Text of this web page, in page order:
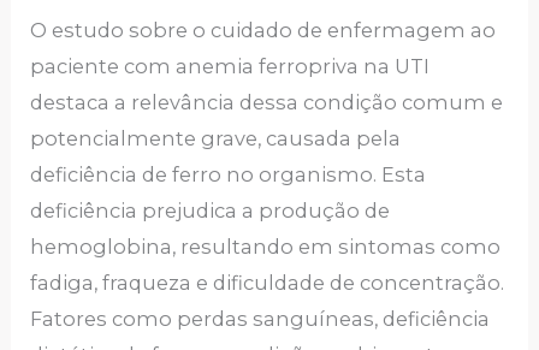
O estudo sobre o cuidado de enfermagem ao
paciente com anemia ferropriva na UTI
destaca a relevância dessa condição comum e
potencialmente grave, causada pela
deficiência de ferro no organismo. Esta
deficiência prejudica a produção de
hemoglobina, resultando em sintomas como
fadiga, fraqueza e dificuldade de concentração.
Fatores como perdas sanguíneas, deficiência